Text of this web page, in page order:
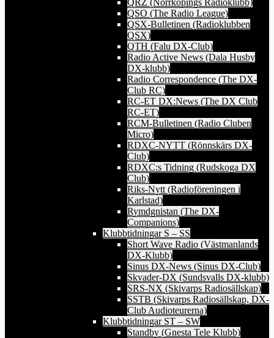
QSO (The Radio League)
QSX-Bulletinen (Radioklubben
QSX)
QTH (Falu DX-Club)
Radio Active News (Dala Husby
DX-klubb)
Radio Correspondence (The DX-
Club RC)
RC-ET DX:News (The DX Club
RC-ET)
RCM-Bulletinen (Radio Cluben
Micro)
RDXC-NYTT (Rönnskärs DX-
Club)
RDXC:s Tidning (Rudskoga DX
Club)
Riks-Nytt (Radioföreningen i
Karlstad)
Rymdgnistan (The DX-
Companions)
Klubbtidningar S – SS
Short Wave Radio (Västmanlands
DX-Klubb)
Sinus DX-News (Sinus DX-Club)
Skvader-DX (Sundsvalls DX-klubb)
SRS-NX (Skivarps Radiosällskap)
SSTB (Skivarps Radiosällskap, DX-
Club Audioteurerna)
Klubbtidningar ST – SW
Standby (Gnesta Tele Klubb)